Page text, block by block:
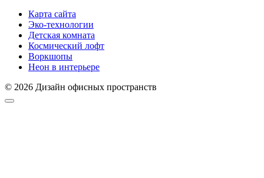
Карта сайта
Эко-технологии
Детская комната
Космический лофт
Воркшопы
Неон в интерьере
© 2026 Дизайн офисных пространств